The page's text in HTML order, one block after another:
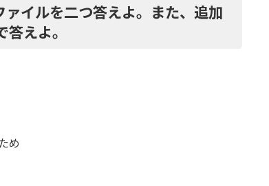
イルを二つ答えよ。また、追加
えよ。
め